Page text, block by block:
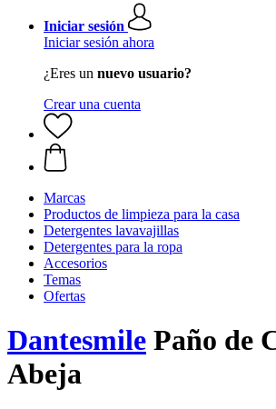
Iniciar sesión
Iniciar sesión ahora
¿Eres un nuevo usuario?
Crear una cuenta
Marcas
Productos de limpieza para la casa
Detergentes lavavajillas
Detergentes para la ropa
Accesorios
Temas
Ofertas
Dantesmile Paño de
Abeja